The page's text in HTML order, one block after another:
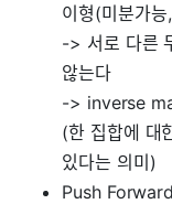
이형(미분가
-> 서로 다른
않는다
-> inverse
(한 집합에 대
있다는 의미)
Push Forward